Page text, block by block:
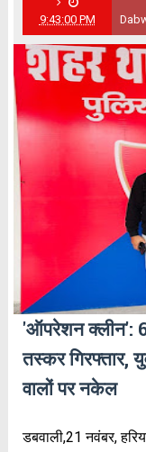
9:43:00 PM
'ऑपरेशन क्लीन':
तस्कर
वालों पर नकेल
डबवाली,21 नवंबर,